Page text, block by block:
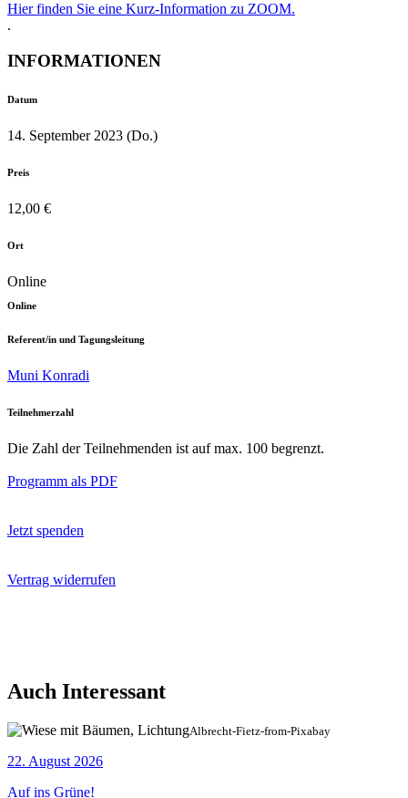
Hier finden Sie eine Kurz-Information zu ZOOM.
.
INFORMATIONEN
Datum
14. September 2023 (Do.)
Preis
12,00 €
Ort
Online
Online
Referent/in und Tagungsleitung
Muni Konradi
Teilnehmerzahl
Die Zahl der Teilnehmenden ist auf max. 100 begrenzt.
Programm als PDF
Jetzt spenden
Vertrag widerrufen
Auch Interessant
Albrecht-Fietz-from-Pixabay
22. August 2026
Auf ins Grüne!